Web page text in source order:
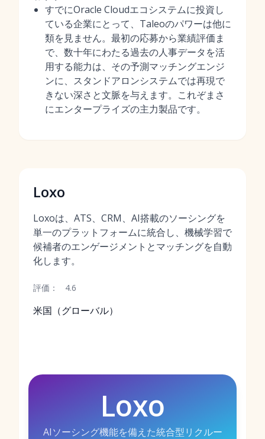
すでにOracle Cloudエコシステムに投資し
ている企業にとって、Taleoのパワーは他に
類を見ません。最初の応募から業績評価ま
で、数十年にわたる過去の人事データを活
用する能力は、その予測マッチングエンジ
ンに、スタンドアロンシステムでは再現で
きない深さと文脈を与えます。これぞまさ
にエンタープライズの主力製品です。
Loxo
Loxoは、ATS、CRM、AI搭載のソーシングを
単一のプラットフォームに統合し、機械学習で
候補者のエンゲージメントとマッチングを自動
化します。
評価： 4.6
米国（グローバル）
Loxo
AIソーシング機能を備えた統合型リクルー